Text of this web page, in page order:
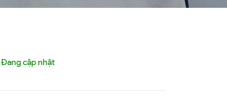
Đang cập nhật